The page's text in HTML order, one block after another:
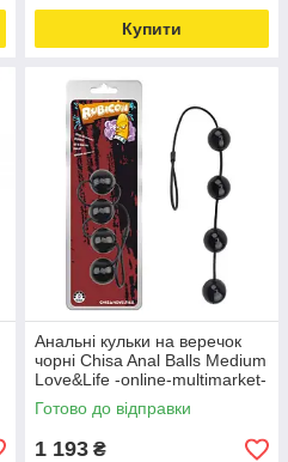
Купити
Анальні кульки на веречок
чорні Chisa Anal Balls Medium
Love&Life -online-multimarket-
Готово до відправки
1 193 ₴